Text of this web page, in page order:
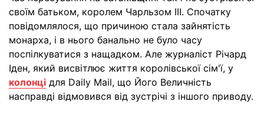
своїм батьком, королем Чарльзом III. Спочатку
повідомлялося, що причиною стала зайнятість
монарха, і в нього банально не було часу
поспілкуватися з нащадком. Але журналіст Річард
Іден, який висвітлює життя королівської сім'ї, у
колонці для Daily Mail, що Його Величність
насправді відмовився від зустрічі з іншого приводу.